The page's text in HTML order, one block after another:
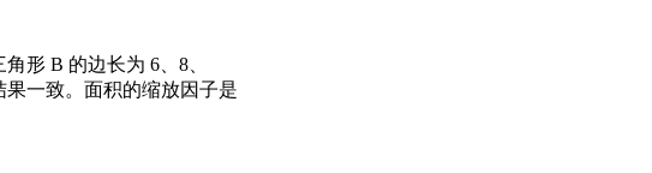
形 B 的边长为 6、8、
果一致。面积的缩放因子是